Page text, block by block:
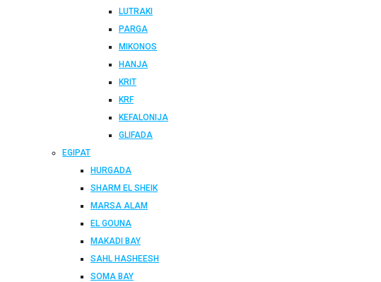
LUTRAKI
PARGA
MIKONOS
HANJA
KRIT
KRF
KEFALONIJA
GLIFADA
EGIPAT
HURGADA
SHARM EL SHEIK
MARSA ALAM
EL GOUNA
MAKADI BAY
SAHL HASHEESH
SOMA BAY